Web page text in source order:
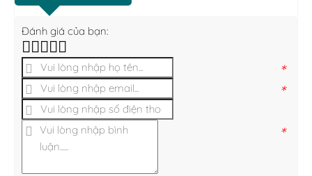
Đánh giá của bạn:
*
*
*